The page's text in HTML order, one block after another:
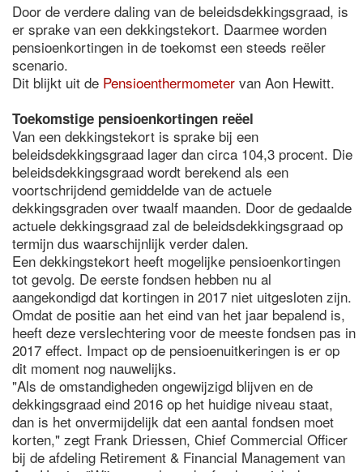
Door de verdere daling van de beleidsdekkingsgraad, is
er sprake van een dekkingstekort. Daarmee worden
pensioenkortingen in de toekomst een steeds reëler
scenario.
Dit blijkt uit de Pensioenthermometer van Aon Hewitt.
Toekomstige pensioenkortingen reëel
Van een dekkingstekort is sprake bij een
beleidsdekkingsgraad lager dan circa 104,3 procent. Die
beleidsdekkingsgraad wordt berekend als een
voortschrijdend gemiddelde van de actuele
dekkingsgraden over twaalf maanden. Door de gedaalde
actuele dekkingsgraad zal de beleidsdekkingsgraad op
termijn dus waarschijnlijk verder dalen.
Een dekkingstekort heeft mogelijke pensioenkortingen
tot gevolg. De eerste fondsen hebben nu al
aangekondigd dat kortingen in 2017 niet uitgesloten zijn.
Omdat de positie aan het eind van het jaar bepalend is,
heeft deze verslechtering voor de meeste fondsen pas in
2017 effect. Impact op de pensioenuitkeringen is er op
dit moment nog nauwelijks.
"Als de omstandigheden ongewijzigd blijven en de
dekkingsgraad eind 2016 op het huidige niveau staat,
dan is het onvermijdelijk dat een aantal fondsen moet
korten," zegt Frank Driessen, Chief Commercial Officer
bij de afdeling Retirement & Financial Management van